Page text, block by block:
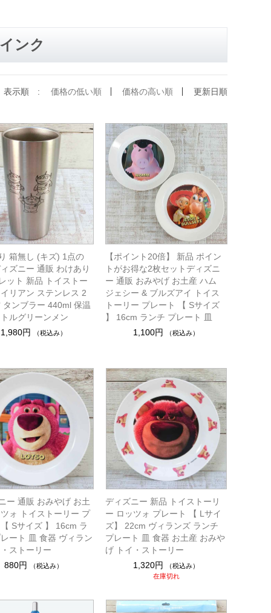
ンク
表示順 : 価格の低い順 価格の高い順 更新日順
箱無し (キズ) 1点の
ズニー 通販 わけあり
ット 新品 トイストー
リアン ステンレス 2
タンブラー 440ml 保温
ルグリーンメン
1,980円
（税込み）
【ポイント20倍】 新品 ポイン
トがお得な2枚セットディズニ
ー 通販 おみやげ お土産 ハム
ジェシー & ブルズアイ トイス
トーリー プレート 【 Sサイズ
】 16cm ランチ プレート 皿
1,100円
（税込み）
ー 通販 おみやげ お土
ォ トイストーリー プ
Sサイズ 】 16cm ラ
ート 皿 食器 ヴィラン
ストーリー
880円
（税込み）
ディズニー 新品 トイストーリ
ー ロッツォ プレート 【 Lサイ
ズ】 22cm ヴィランズ ランチ
プレート 皿 食器 お土産 おみや
げ トイ・ストーリー
1,320円
（税込み）
在庫切れ